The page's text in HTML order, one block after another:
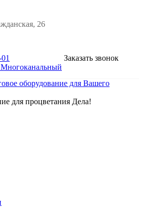
26
Многоканальный
Заказать звонок
для процветания Дела!